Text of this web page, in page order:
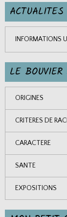
ACTUALITES
INFORMATIONS
LE BOUVIER
ORIGINES
CRITERES DE
CARACTERE
SANTE
EXPOSITIONS